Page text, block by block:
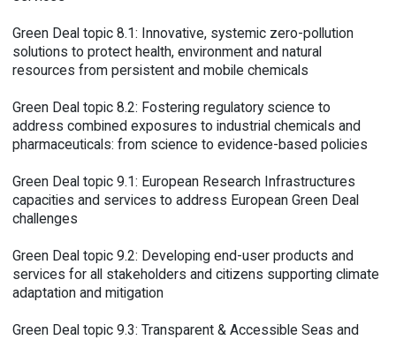
Green Deal topic 8.1: Innovative, systemic zero-pollution
solutions to protect health, environment and natural
resources from persistent and mobile chemicals
Green Deal topic 8.2: Fostering regulatory science to
address combined exposures to industrial chemicals and
pharmaceuticals: from science to evidence-based policies
Green Deal topic 9.1: European Research Infrastructures
capacities and services to address European Green Deal
challenges
Green Deal topic 9.2: Developing end-user products and
services for all stakeholders and citizens supporting climate
adaptation and mitigation
Green Deal topic 9.3: Transparent & Accessible Seas and